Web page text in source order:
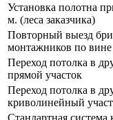
Установка полотна
м. (леса заказчика)
Повторный выезд
монтажников по вине
Переход потолка в
прямой участок
Переход потолка в
криволинейный
Стандартная система